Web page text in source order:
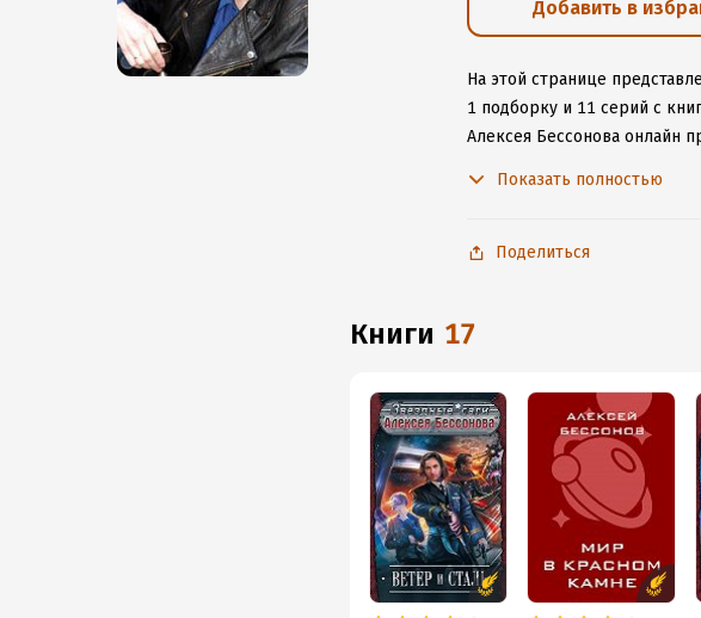
Добавить в
На этой странице
1 подборку и 11 серий с
Алексея Бессонова онлайн
Показать полностью
Поделиться
книги 17